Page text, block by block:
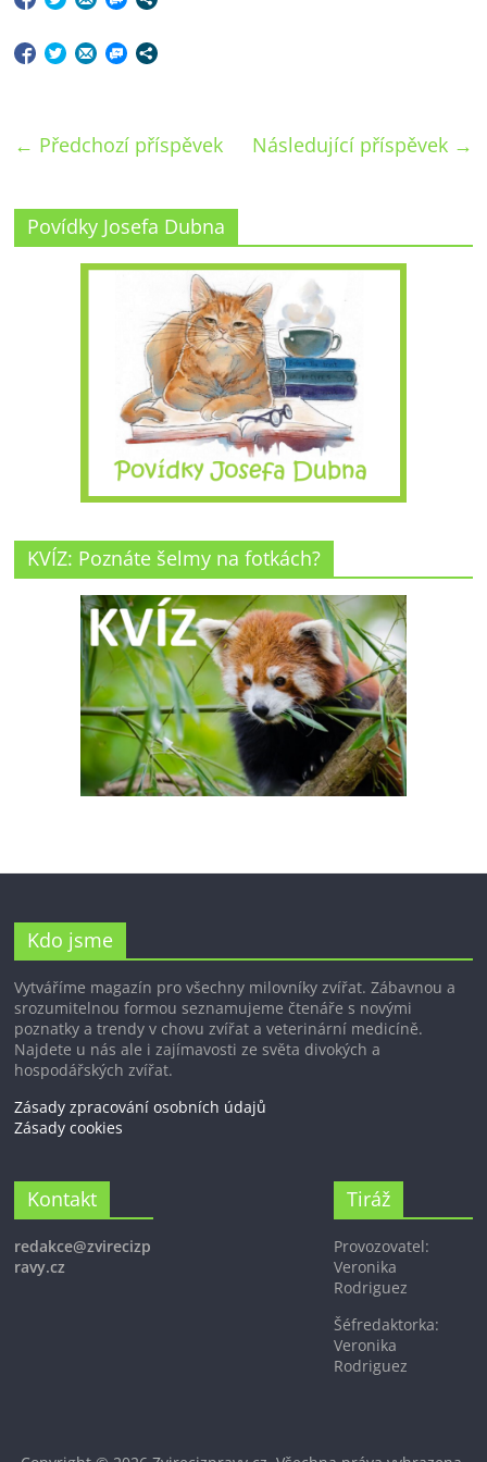
← Předchozí příspěvek Následující příspěvek →
Povídky Josefa Dubna
KVÍZ: Poznáte šelmy na fotkách?
Kdo jsme
Vytváříme magazín pro všechny milovníky zvířat. Zábavnou a
srozumitelnou formou seznamujeme čtenáře s novými
poznatky a trendy v chovu zvířat a veterinární medicíně.
Najdete u nás ale i zajímavosti ze světa divokých a
hospodářských zvířat.
Zásady zpracování osobních údajů
Zásady cookies
Kontakt
redakce@zvirecizp
ravy.cz
Tiráž
Provozovatel:
Veronika
Rodriguez
Šéfredaktorka:
Veronika
Rodriguez